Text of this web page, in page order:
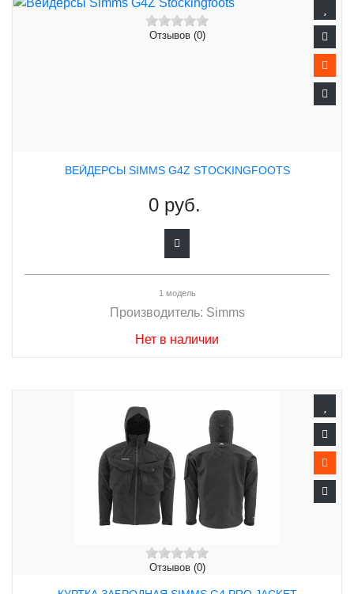
Отзывов (0)
ВЕЙДЕРСЫ SIMMS G4Z STOCKINGFOOTS
0 руб.
1 модель
Производитель: Simms
Нет в наличии
Отзывов (0)